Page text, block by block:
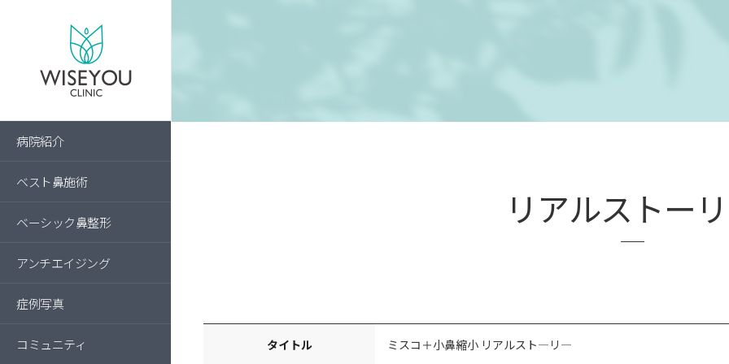
病院紹介
ベスト鼻施術
ベーシック鼻整形
アンチエイジング
症例写真
コミュニティ
リアルストー
タイトル ミスコ＋小鼻縮小 リアルスト―リ―